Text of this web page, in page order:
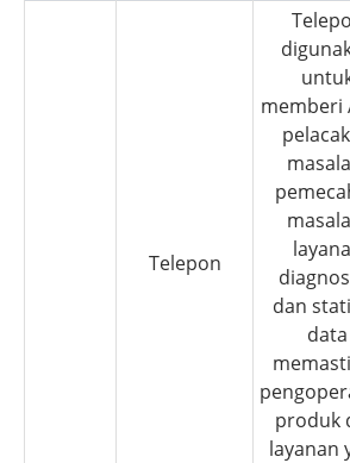
Telepon
memberi
dan
data
produk
layanan